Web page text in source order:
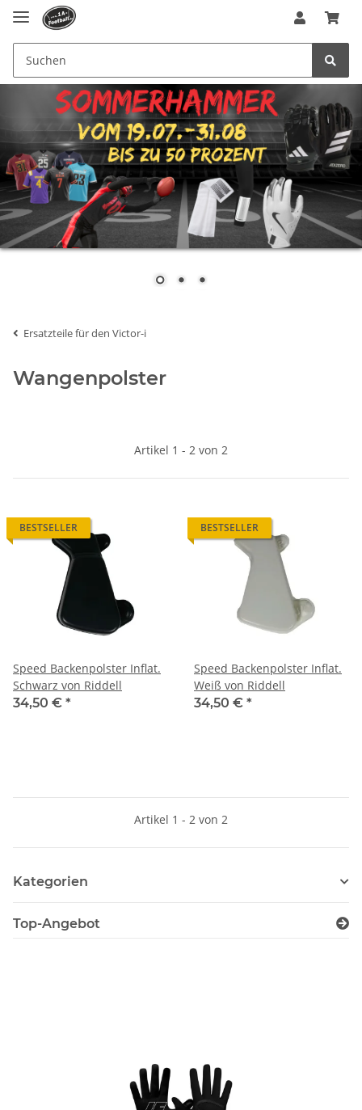
Ersatzteile für den Victor-i
Wangenpolster
Artikel 1 - 2 von 2
BESTSELLER
Speed Backenpolster Inflat.
Schwarz von Riddell
34,50 € *
BESTSELLER
Speed Backenpolster Inflat.
Weiß von Riddell
34,50 € *
Artikel 1 - 2 von 2
Kategorien
Top-Angebot